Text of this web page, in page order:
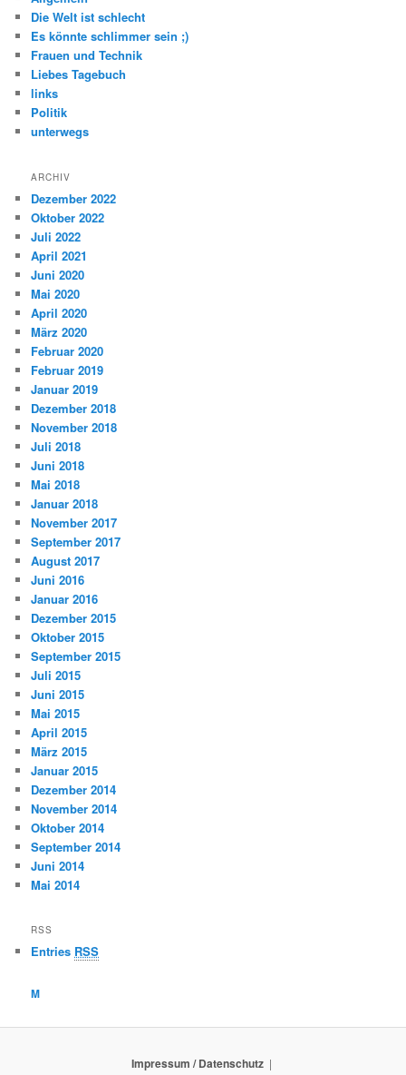
Die Welt ist schlecht
Es könnte schlimmer sein ;)
Frauen und Technik
Liebes Tagebuch
links
Politik
unterwegs
ARCHIV
Dezember 2022
Oktober 2022
Juli 2022
April 2021
Juni 2020
Mai 2020
April 2020
März 2020
Februar 2020
Februar 2019
Januar 2019
Dezember 2018
November 2018
Juli 2018
Juni 2018
Mai 2018
Januar 2018
November 2017
September 2017
August 2017
Juni 2016
Januar 2016
Dezember 2015
Oktober 2015
September 2015
Juli 2015
Juni 2015
Mai 2015
April 2015
März 2015
Januar 2015
Dezember 2014
November 2014
Oktober 2014
September 2014
Juni 2014
Mai 2014
RSS
Entries RSS
M
Impressum / Datenschutz